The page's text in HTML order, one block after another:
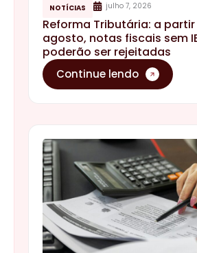
NOTÍCIAS julho 7, 2026
Reforma Tributária: a
agosto, notas fiscais sem
poderão ser rejeitadas
Continue lendo